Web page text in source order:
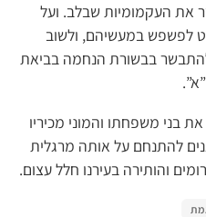
את העקמומיות שבלב. ועל
לפשפש במעשיהם, ולשוב
בבשורת הנחמה בביאת
בני משפחתו והמוני מכיריו
להתנחם על אותה מרגלית
והותירה בעירנו חלל עצום.